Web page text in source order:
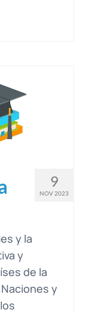
9
NOV 2023
y la
y
de la
y